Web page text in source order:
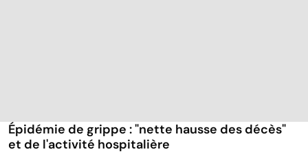
Épidémie de grippe : "nette hausse des décès"
et de l'activité hospitalière